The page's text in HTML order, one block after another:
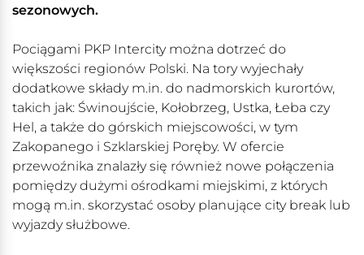
sezonowych.
Pociągami PKP Intercity można dotrzeć do
większości regionów Polski. Na tory wyjechały
dodatkowe składy m.in. do nadmorskich kurortów,
takich jak: Świnoujście, Kołobrzeg, Ustka, Łeba czy
Hel, a także do górskich miejscowości, w tym
Zakopanego i Szklarskiej Poręby. W ofercie
przewoźnika znalazły się również nowe połączenia
pomiędzy dużymi ośrodkami miejskimi, z których
mogą m.in. skorzystać osoby planujące city break lub
wyjazdy służbowe.